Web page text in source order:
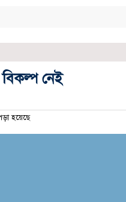
নেই
হয়েছে